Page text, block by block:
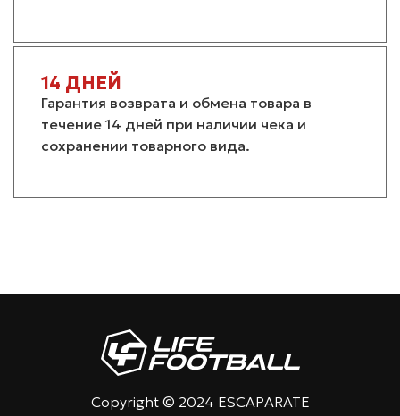
14 ДНЕЙ
Гарантия возврата и обмена товара в
течение 14 дней при наличии чека и
сохранении товарного вида.
Copyright © 2024 ESCAPARATE